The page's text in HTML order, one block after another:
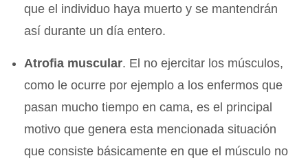
que el individuo haya muerto y se mantendrán
así durante un día entero.
Atrofia muscular. El no ejercitar los músculos,
como le ocurre por ejemplo a los enfermos que
pasan mucho tiempo en cama, es el principal
motivo que genera esta mencionada situación
que consiste básicamente en que el músculo no